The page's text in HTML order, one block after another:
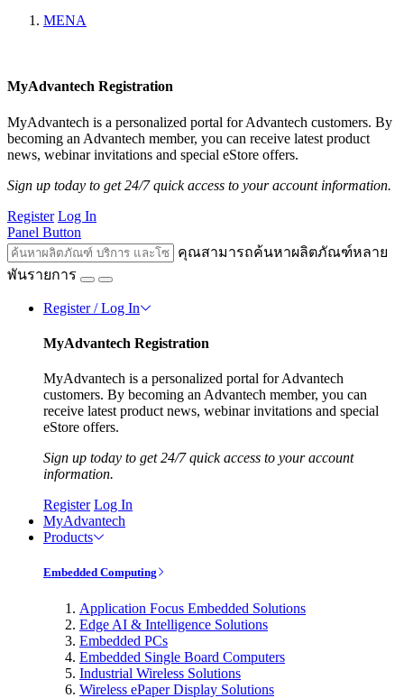
MENA
MyAdvantech Registration
MyAdvantech is a personalized portal for Advantech customers. By
becoming an Advantech member, you can receive latest product
news, webinar invitations and special eStore offers.
Sign up today to get 24/7 quick access to your account information.
Register Log In
Panel Button
คุณสามารถค้นหาผลิตภัณฑ์หลาย
พันรายการ
Register / Log In
MyAdvantech Registration
MyAdvantech is a personalized portal for Advantech
customers. By becoming an Advantech member, you can
receive latest product news, webinar invitations and special
eStore offers.
Sign up today to get 24/7 quick access to your account
information.
Register Log In
MyAdvantech
Products
Embedded Computing
Application Focus Embedded Solutions
Edge AI & Intelligence Solutions
Embedded PCs
Embedded Single Board Computers
Industrial Wireless Solutions
Wireless ePaper Display Solutions